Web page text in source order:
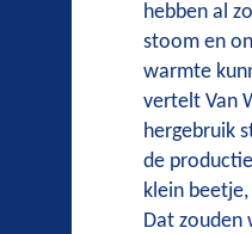
hebben al
stoom en
warmte
vertelt Van
hergebruik
de
klein beetje,
Dat zouden